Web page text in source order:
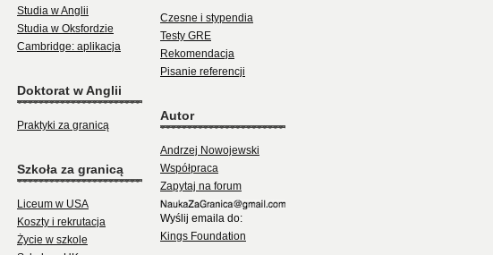
Studia w Anglii
Studia w Oksfordzie
Cambridge: aplikacja
Doktorat w Anglii
Praktyki za granicą
Szkoła za granicą
Liceum w USA
Koszty i rekrutacja
Życie w szkole
Czesne i stypendia
Testy GRE
Rekomendacja
Pisanie referencji
Autor
Andrzej Nowojewski
Współpraca
Zapytaj na forum
Wyślij emaila do:
Kings Foundation